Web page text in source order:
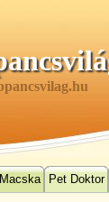
Macska Pet Doktor